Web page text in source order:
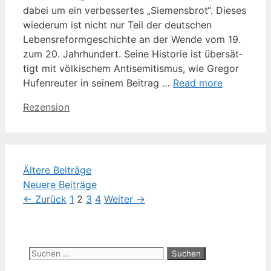
dabei um ein ver­bes­ser­tes „Sie­mens­brot“. Die­ses
wie­der­um ist nicht nur Teil der deut­schen
Lebens­re­form­ge­schich­te an der Wen­de vom 19.
zum 20. Jahr­hun­dert. Sei­ne His­to­rie ist über­sät­
tigt mit völ­ki­schem Anti­se­mi­tis­mus, wie Gre­gor
Hufen­reu­ter in sei­nem Bei­trag … Read more
Kategorien
Rezension
Ältere Beiträge
Neuere Beiträge
← Zurück Seite
1 Seite
2 Seite
3 Seite
4 Weiter →
Suchen